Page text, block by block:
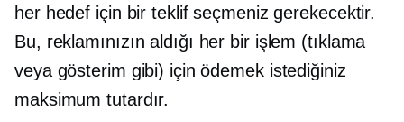
her hedef için bir teklif seçmeniz gerekecektir.
Bu, reklamınızın aldığı her bir işlem (tıklama
veya gösterim gibi) için ödemek istediğiniz
maksimum tutardır.